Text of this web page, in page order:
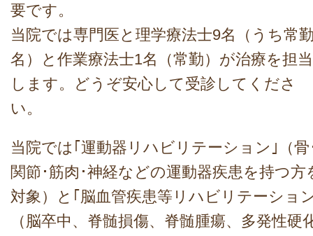
要です。
当院では専門医と理学療法士9名（うち常
名）と作業療法士1名（常勤）が治療を担当
します。どうぞ安心して受診してくださ
い。
当院では｢運動器リハビリテーション｣（骨
関節･筋肉･神経などの運動器疾患を持つ方
対象）と｢脳血管疾患等リハビリテーショ
（脳卒中、脊髄損傷、脊髄腫瘍、多発性硬